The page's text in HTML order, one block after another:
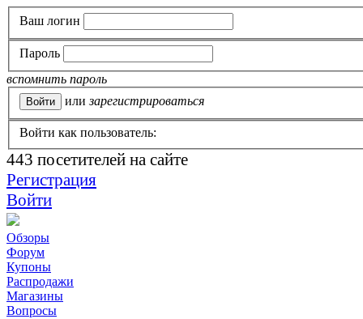
Ваш логин
Пароль
вспомнить пароль
или зарегистрироваться
Войти как пользователь:
443 посетителей на сайте
Регистрация
Войти
Обзоры
Форум
Купоны
Распродажи
Магазины
Вопросы